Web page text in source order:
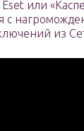
или
с
из